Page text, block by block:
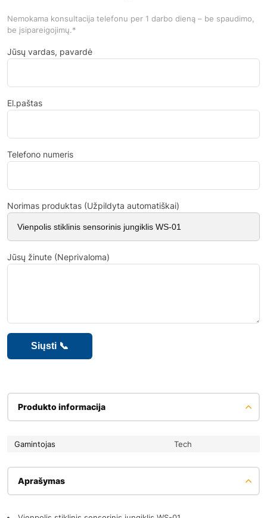
Nemokama konsultacija telefonu per 1 darbo dieną – be spaudimo,
be įsipareigojimų.*
Jūsų vardas, pavardė
El.paštas
Telefono numeris
Norimas produktas (Užpildyta automatiškai)
Jūsų žinute (Neprivaloma)
Produkto informacija
Gamintojas Tech
Aprašymas